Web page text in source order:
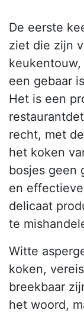
De eerste
ziet die zijn
een gebaar
Het is een
recht, met
het koken
bosjes geen
en
delicaat
te
Witte
koken,
breekbaar
het woord,